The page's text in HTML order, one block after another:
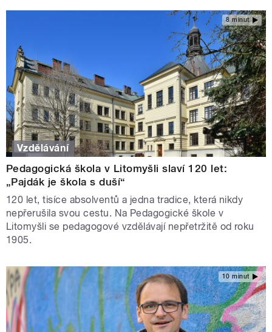
8 minut
Vzdělávání
Pedagogická škola v Litomyšli slaví 120 let:
„Pajdák je škola s duší“
120 let, tisíce absolventů a jedna tradice, která nikdy
nepřerušila svou cestu. Na Pedagogické škole v
Litomyšli se pedagogové vzdělávají nepřetržitě od roku
1905.
10 minut